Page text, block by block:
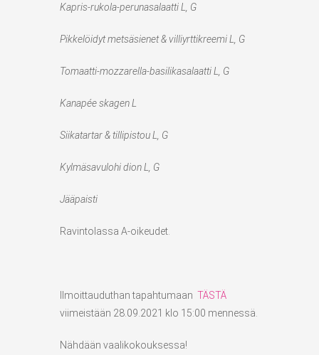
Kapris-rukola-perunasalaatti L, G
Pikkelöidyt metsäsienet & villiyrttikreemi L, G
Tomaatti-mozzarella-basilikasalaatti L, G
Kanapée skagen L
Siikatartar & tillipistou L, G
Kylmäsavulohi dion L, G
Jääpaisti
Ravintolassa A-oikeudet.
Ilmoittauduthan tapahtumaan TÄSTÄ
viimeistään 28.09.2021 klo 15:00 mennessä.
Nähdään vaalikokouksessa!